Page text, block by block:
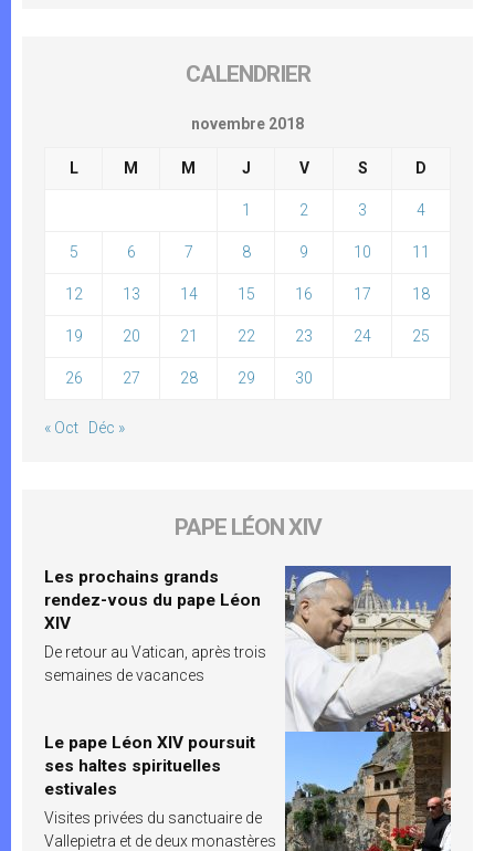
CALENDRIER
novembre 2018
L M M J V S D
1 2 3 4
5 6 7 8 9 10 11
12 13 14 15 16 17 18
19 20 21 22 23 24 25
26 27 28 29 30
« Oct Déc »
PAPE LÉON XIV
Les prochains grands
rendez-vous du pape Léon
XIV
De retour au Vatican, après trois
semaines de vacances
Le pape Léon XIV poursuit
ses haltes spirituelles
estivales
Visites privées du sanctuaire de
Vallepietra et de deux monastères